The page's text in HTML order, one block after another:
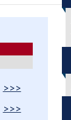
>>>
>>>